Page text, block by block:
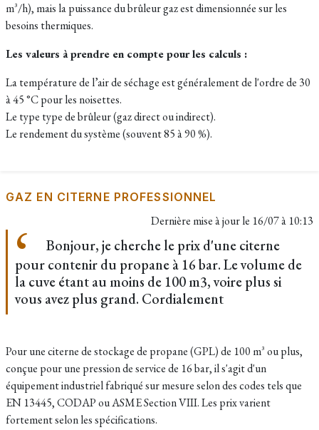
m³/h), mais la puissance du brûleur gaz est dimensionnée sur les
besoins thermiques.
Les valeurs à prendre en compte pour les calculs :
La température de l’air de séchage est généralement de l'ordre de 30
à 45 °C pour les noisettes.
Le type type de brûleur (gaz direct ou indirect).
Le rendement du système (souvent 85 à 90 %).
GAZ EN CITERNE PROFESSIONNEL
Dernière mise à jour le 16/07 à 10:13
Bonjour, je cherche le prix d'une citerne
pour contenir du propane à 16 bar. Le volume de
la cuve étant au moins de 100 m3, voire plus si
vous avez plus grand. Cordialement
Pour une citerne de stockage de propane (GPL) de 100 m³ ou plus,
conçue pour une pression de service de 16 bar, il s'agit d'un
équipement industriel fabriqué sur mesure selon des codes tels que
EN 13445, CODAP ou ASME Section VIII. Les prix varient
fortement selon les spécifications.